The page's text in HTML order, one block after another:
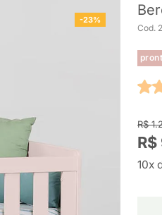
-23%
Cod.
R$
10x